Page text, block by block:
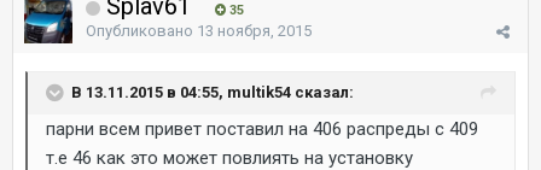
Splav61 35
Опубликовано 13 ноября, 2015
В 13.11.2015 в 04:55, multik54 сказал:
парни всем привет поставил на 406 распреды с 409
т.е 46 как это может повлиять на установку